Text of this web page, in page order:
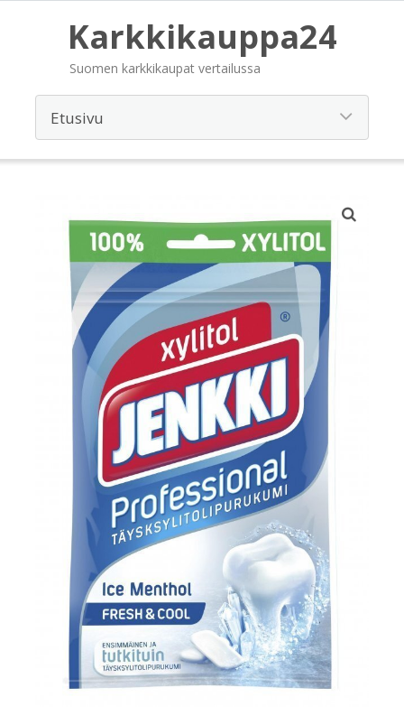
Karkkikauppa24
Suomen karkkikaupat vertailussa